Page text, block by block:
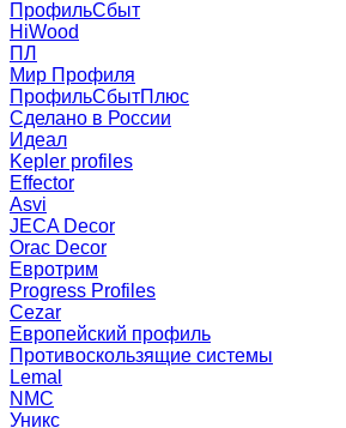
ПрофильСбыт
HiWood
ПЛ
Мир Профиля
ПрофильСбытПлюс
Сделано в России
Идеал
Kepler profiles
Effector
Asvi
JECA Decor
Orac Decor
Евротрим
Progress Profiles
Cezar
Европейский профиль
Противоскользящие системы
Lemal
NMC
Уникс